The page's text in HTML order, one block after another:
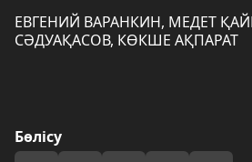
ЕВГЕНИЙ ВАРАНКИН, МЕДЕТ
СӘДУАҚАСОВ, КӨКШЕ АҚПАРАТ
Бөлісу